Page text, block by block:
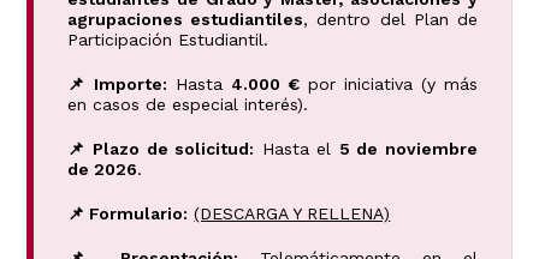
agrupaciones estudiantiles, dentro del Plan de
Participación Estudiantil.
📌 Importe: Hasta 4.000 €por iniciativa (y más
en casos de especial interés).
📌 Plazo de solicitud: Hasta el 5 de noviembre
de 2026.
📌 Formulario: (DESCARGA Y RELLENA)